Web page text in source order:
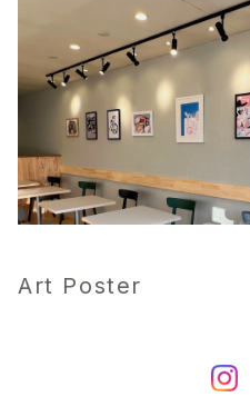
Art Poster